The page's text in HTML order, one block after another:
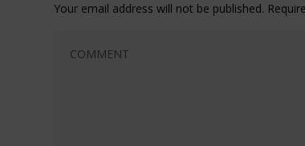
Your email address will not be published.